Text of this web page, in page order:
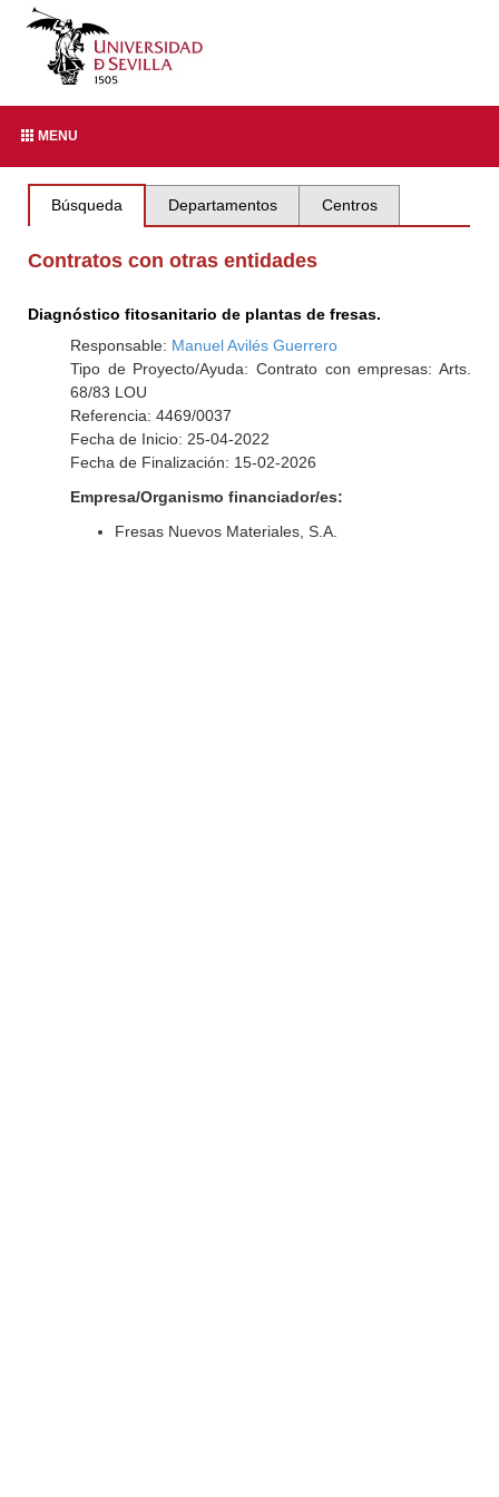
MENU
Búsqueda Departamentos Centros
Contratos con otras entidades
Diagnóstico fitosanitario de plantas de fresas.
Responsable: Manuel Avilés Guerrero
Tipo de Proyecto/Ayuda: Contrato con empresas: Arts.
68/83 LOU
Referencia: 4469/0037
Fecha de Inicio: 25-04-2022
Fecha de Finalización: 15-02-2026
Empresa/Organismo financiador/es:
Fresas Nuevos Materiales, S.A.